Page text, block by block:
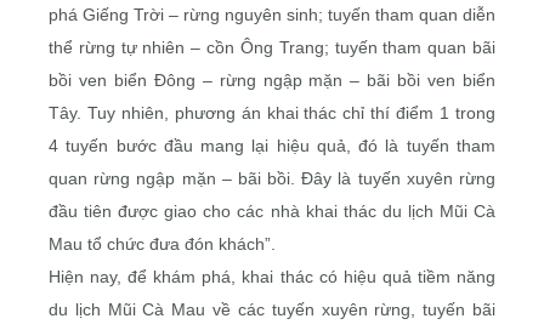
phá Giếng Trời – rừng nguyên sinh; tuyến tham quan diễn
thể rừng tự nhiên – cồn Ông Trang; tuyến tham quan bãi
bồi ven biển Ðông – rừng ngập mặn – bãi bồi ven biển
Tây. Tuy nhiên, phương án khai thác chỉ thí điểm 1 trong
4 tuyến bước đầu mang lại hiệu quả, đó là tuyến tham
quan rừng ngập mặn – bãi bồi. Ðây là tuyến xuyên rừng
đầu tiên được giao cho các nhà khai thác du lịch Mũi Cà
Mau tổ chức đưa đón khách”.
Hiện nay, để khám phá, khai thác có hiệu quả tiềm năng
du lịch Mũi Cà Mau về các tuyến xuyên rừng, tuyến bãi